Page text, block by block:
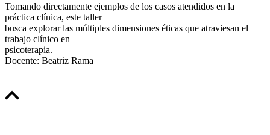
Tomando directamente ejemplos de los casos atendidos en la
práctica clínica, este taller
busca explorar las múltiples dimensiones éticas que atraviesan el
trabajo clínico en
psicoterapia.
Docente: Beatriz Rama